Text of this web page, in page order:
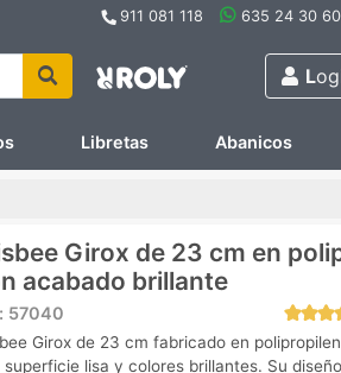
911 081 118 635 24 30 60
L
Libretas Abanicos
Girox de 23 cm en
acabado brillante
57040
Girox de 23 cm fabricado en
superficie lisa y colores brillantes. Su